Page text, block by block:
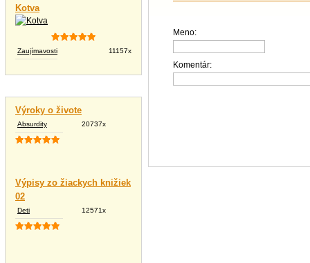
Kotva
Zaujímavosti 11157x
Výroky o živote
Absurdity 20737x
Výpisy zo žiackych knižiek
02
Deti 12571x
Meno:
Komentár: